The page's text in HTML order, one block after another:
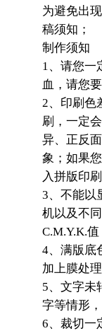
为避免出
稿须知 ；
制作须知
1、请您一
血，请您
2、印刷色
刷，一定
异、正反
象；如果
入拼版印
3、不能以
机以及不
C.M.Y.K.
4、满版底
加上膜处
5、文字未
字等情形
6、裁切一